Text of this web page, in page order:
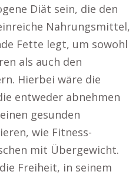
Diät sein, die den
Nahrungsmittel,
Fette legt, um sowohl
als auch den
Hierbei wäre die
entweder abnehmen
gesunden
wie Fitness-
mit Übergewicht.
Freiheit, in seinem